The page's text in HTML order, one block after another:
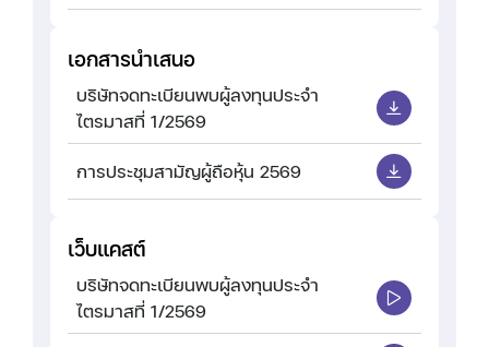
เอกสารนำเสนอ
บริษัทจดทะเบียนพบผู้ลงทุนประจำ
ไตรมาสที่ 1/2569
การประชุมสามัญผู้ถือหุ้น 2569
เว็บแคสต์
บริษัทจดทะเบียนพบผู้ลงทุนประจำ
ไตรมาสที่ 1/2569